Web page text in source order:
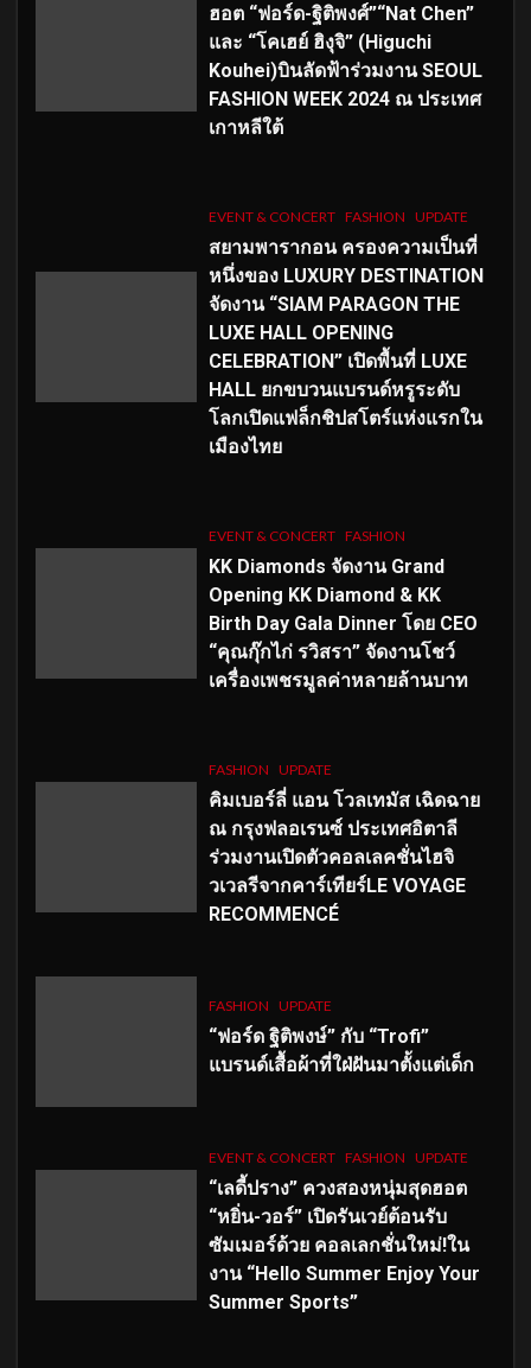
ฮอต “ฟอร์ด-ฐิติพงศ์”“Nat Chen”
และ “โคเฮย์ ฮิงุจิ” (Higuchi
Kouhei)บินลัดฟ้าร่วมงาน SEOUL
FASHION WEEK 2024 ณ ประเทศ
เกาหลีใต้
EVENT & CONCERT FASHION UPDATE
สยามพารากอน ครองความเป็นที่
หนึ่งของ LUXURY DESTINATION
จัดงาน “SIAM PARAGON THE
LUXE HALL OPENING
CELEBRATION” เปิดพื้นที่ LUXE
HALL ยกขบวนแบรนด์หรูระดับ
โลกเปิดแฟล็กชิปสโตร์แห่งแรกใน
เมืองไทย
EVENT & CONCERT FASHION
KK Diamonds จัดงาน Grand
Opening KK Diamond & KK
Birth Day Gala Dinner โดย CEO
“คุณกุ๊กไก่ รวิสรา” จัดงานโชว์
เครื่องเพชรมูลค่าหลายล้านบาท
FASHION UPDATE
คิมเบอร์ลี่ แอน โวลเทมัส เฉิดฉาย
ณ กรุงฟลอเรนซ์ ประเทศอิตาลี
ร่วมงานเปิดตัวคอลเลคชั่นไฮจิ
วเวลรีจากคาร์เทียร์LE VOYAGE
RECOMMENCÉ
FASHION UPDATE
“ฟอร์ด ฐิติพงษ์” กับ “Trofi”
แบรนด์เสื้อผ้าที่ใฝ่ฝันมาตั้งแต่เด็ก
EVENT & CONCERT FASHION UPDATE
“เลดี้ปราง” ควงสองหนุ่มสุดฮอต
“หยิ่น-วอร์” เปิดรันเวย์ต้อนรับ
ซัมเมอร์ด้วย คอลเลกชั่นใหม่!ใน
งาน “Hello Summer Enjoy Your
Summer Sports”